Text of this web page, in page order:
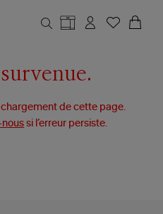
chargement de cette page.
si l’erreur persiste.